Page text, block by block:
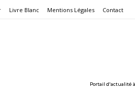
Livre Blanc Mentions Légales Contact
Portail d'actualité